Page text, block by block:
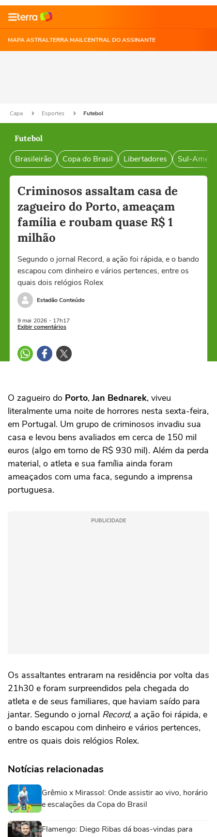
MAPA ASTRALTERRA MAILCENTRAL DO ASSINANTE
Capa Esportes Futebol
Futebol
Brasileirão Copa do Brasil Libertadores Sul-
Criminosos assaltam casa de
zagueiro do Porto, ameaçam
família e roubam quase R$ 1
milhão
Segundo o jornal Record, a ação foi rápida, e o bando
escapou com dinheiro e vários pertences, entre os
quais dois relógios Rolex
Estadão Conteúdo
9 mai 2026 - 17h17
Exibir comentários
O zagueiro do Porto, Jan Bednarek, viveu
literalmente uma noite de horrores nesta sexta-feira,
em Portugal. Um grupo de criminosos invadiu sua
casa e levou bens avaliados em cerca de 150 mil
euros (algo em torno de R$ 930 mil). Além da perda
material, o atleta e sua família ainda foram
ameaçados com uma faca, segundo a imprensa
portuguesa.
PUBLICIDADE
Os assaltantes entraram na residência por volta das
21h30 e foram surpreendidos pela chegada do
atleta e de seus familiares, que haviam saído para
jantar. Segundo o jornal Record, a ação foi rápida, e
o bando escapou com dinheiro e vários pertences,
entre os quais dois relógios Rolex.
Notícias relacionadas
Grêmio x Mirassol: Onde assistir ao vivo, horário
e escalações da Copa do Brasil
Flamengo: Diego Ribas dá boas-vindas para